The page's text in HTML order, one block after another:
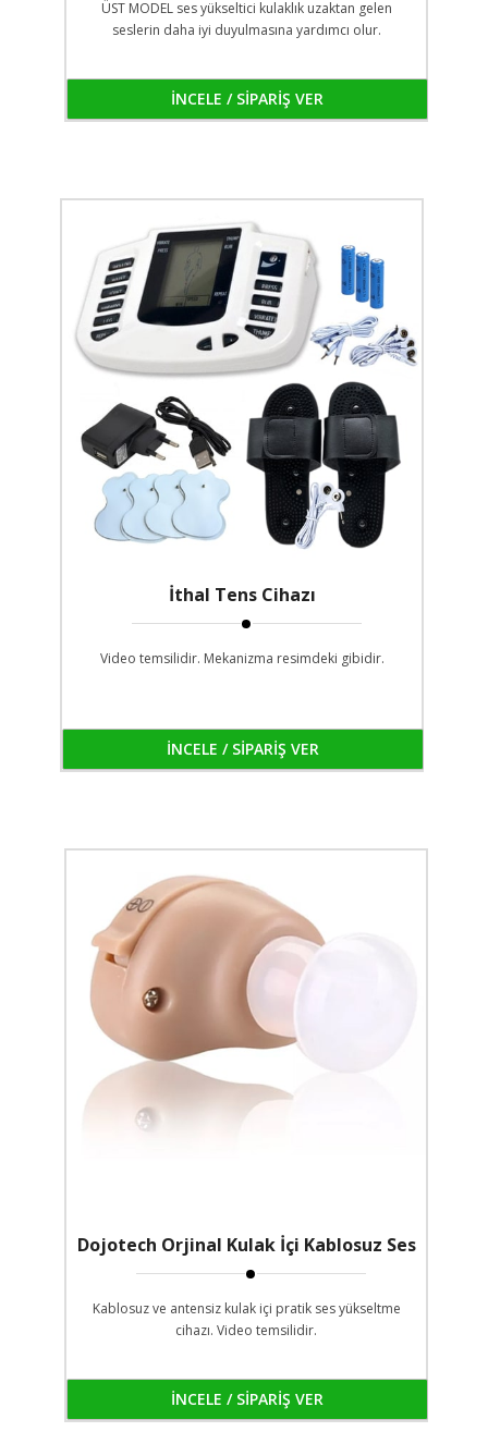
ÜST MODEL ses yükseltici kulaklık uzaktan gelen
seslerin daha iyi duyulmasına yardımcı olur.
İNCELE / SİPARİŞ VER
İthal Tens Cihazı
Video temsilidir. Mekanizma resimdeki gibidir.
İNCELE / SİPARİŞ VER
Dojotech Orjinal Kulak İçi Kablosuz Ses
Yükseltme Cihazı
Kablosuz ve antensiz kulak içi pratik ses yükseltme
cihazı. Video temsilidir.
İNCELE / SİPARİŞ VER